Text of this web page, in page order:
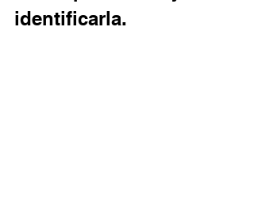
identificarla.